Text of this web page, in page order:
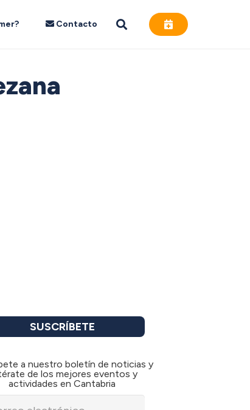
Contacto
SUSCRÍBETE
a nuestro boletín de noticias y
de los mejores eventos y
actividades en Cantabria